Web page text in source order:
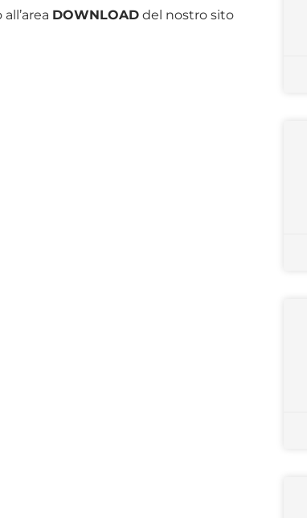
DOWNLOAD del nostro sito